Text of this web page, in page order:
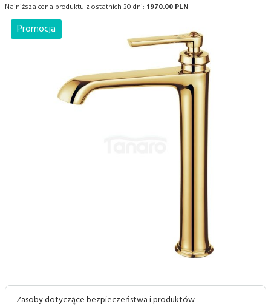
Najniższa cena produktu z ostatnich 30 dni: 1970.00 PLN
Promocja
Zasoby dotyczące bezpieczeństwa i produktów